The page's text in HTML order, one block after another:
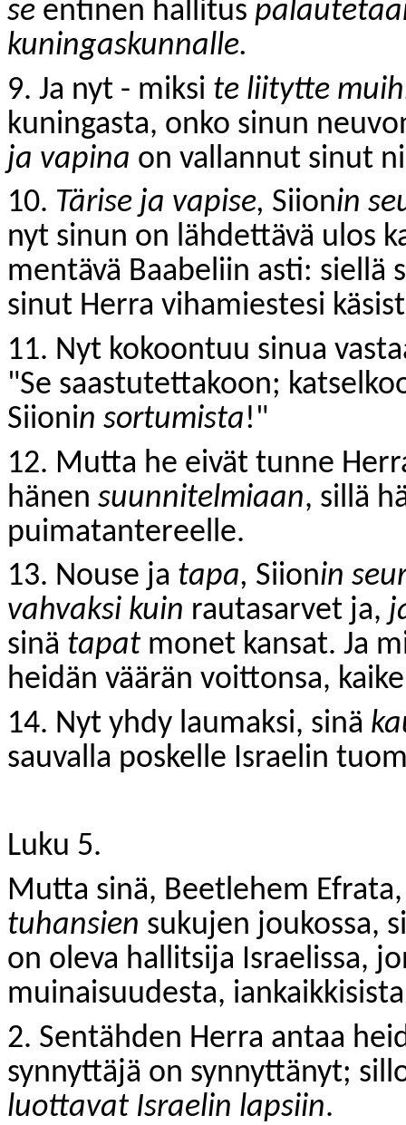
se entinen hallitus
kuningaskunnalle.
9. Ja nyt - miksi te liitytte
kuningasta, onko sinun
ja vapina on vallannut sinut
10. Tärise ja vapise, Siionin
nyt sinun on lähdettävä ulos
mentävä Baabeliin asti: siellä
sinut Herra vihamiestesi
11. Nyt kokoontuu sinua
"Se saastutettakoon;
Siionin sortumista!"
12. Mutta he eivät tunne
hänen suunnitelmiaan, sillä
puimatantereelle.
13. Nouse ja tapa, Siionin
vahvaksi kuin rautasarvet ja,
sinä tapat monet kansat. Ja
heidän väärän voittonsa,
14. Nyt yhdy laumaksi, sinä
sauvalla poskelle Israelin
Luku 5.
Mutta sinä, Beetlehem
tuhansien sukujen joukossa,
on oleva hallitsija Israelissa,
muinaisuudesta,
2. Sentähden Herra antaa
synnyttäjä on synnyttänyt;
luottavat Israelin lapsiin.